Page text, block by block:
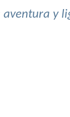
aventura y